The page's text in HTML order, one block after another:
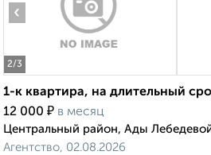
2/3
‹
1-к квартира, на длительный
12 000 ₽ в месяц
Центральный район, Ады
Агентство, 02.08.2026